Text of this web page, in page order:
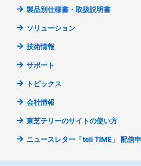
製品別仕様書・取扱説明書
ソリューション
技術情報
サポート
トピックス
会社情報
東芝テリーのサイトの使い方
ニュースレター「teli TIME」 配信